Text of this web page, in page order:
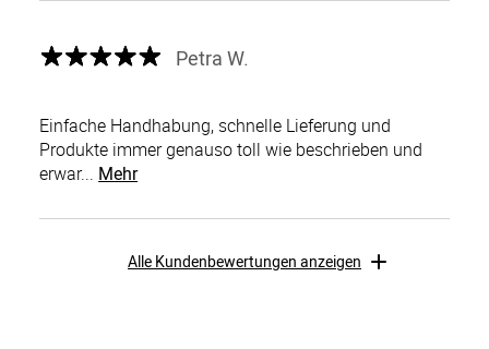
Petra W.
Einfache Handhabung, schnelle Lieferung und
Produkte immer genauso toll wie beschrieben und
erwar... Mehr
Alle Kundenbewertungen anzeigen